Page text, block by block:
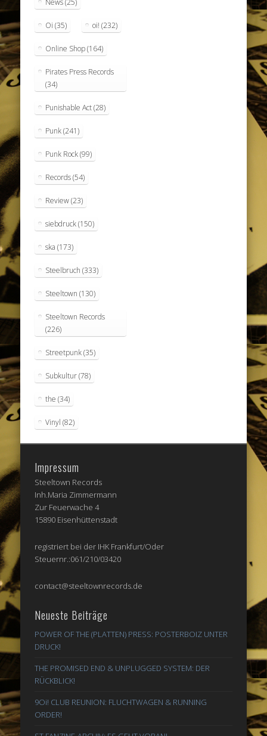
News(25)
Oi (35) oi! (232)
Online Shop(164)
Pirates Press Records
(34)
Punishable Act(28)
Punk(241)
Punk Rock(99)
Records(54)
Review(23)
siebdruck(150)
ska (173)
Steelbruch (333)
Steeltown (130)
Steeltown Records
(226)
Streetpunk(35)
Subkultur(78)
the (34)
Vinyl (82)
Impressum
Steeltown Records
Inh.Maria Zimmermann
Zur Feuerwache 4
15890 Eisenhüttenstadt
registriert bei der IHK Frankfurt/Oder
Steuernr.:061/210/03420
contact@steeltownrecords.de
Neueste Beiträge
POWER OF THE (PLATTEN) PRESS: POSTERBOIZ UNTER
DRUCK!
THE PROMISED END & UNPLUGGED SYSTEM: DER
RÜCKBLICK!
9Oi! CLUB REUNION: FLUCHTWAGEN & RUNNING
ORDER!